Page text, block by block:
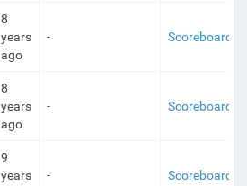
8
years
ago
- Scoreboard
8
years
ago
- Scoreboard
9
years
- Scoreboard